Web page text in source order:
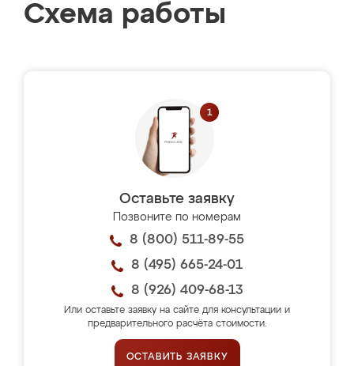
Схема работы
Оставьте заявку
Позвоните по номерам
8 (800) 511-89-55
8 (495) 665-24-01
8 (926) 409-68-13
Или оставьте заявку на сайте для консультации и
предварительного расчёта стоимости.
ОСТАВИТЬ ЗАЯВКУ